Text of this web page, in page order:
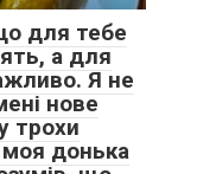
для тебе
а для
Я не
нове
трохи
донька